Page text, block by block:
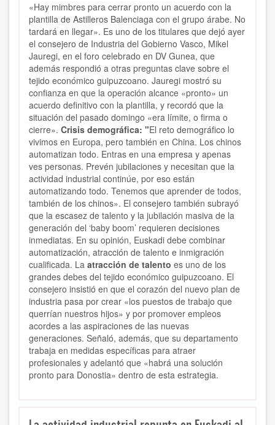
«Hay mimbres para cerrar pronto un acuerdo con la
plantilla de Astilleros Balenciaga con el grupo árabe. No
tardará en llegar». Es uno de los titulares que dejó ayer
el consejero de Industria del Gobierno Vasco, Mikel
Jauregi, en el foro celebrado en DV Gunea, que
además respondió a otras preguntas clave sobre el
tejido económico guipuzcoano. Jauregi mostró su
confianza en que la operación alcance «pronto» un
acuerdo definitivo con la plantilla, y recordó que la
situación del pasado domingo «era límite, o firma o
cierre». Crisis demográfica: "El reto demográfico lo
vivimos en Europa, pero también en China. Los chinos
automatizan todo. Entras en una empresa y apenas
ves personas. Prevén jubilaciones y necesitan que la
actividad industrial continúe, por eso están
automatizando todo. Tenemos que aprender de todos,
también de los chinos». El consejero también subrayó
que la escasez de talento y la jubilación masiva de la
generación del ‘baby boom’ requieren decisiones
inmediatas. En su opinión, Euskadi debe combinar
automatización, atracción de talento e inmigración
cualificada. La atracción de talento es uno de los
grandes debes del tejido económico guipuzcoano. El
consejero insistió en que el corazón del nuevo plan de
industria pasa por crear «los puestos de trabajo que
querrían nuestros hijos» y por promover empleos
acordes a las aspiraciones de las nuevas
generaciones. Señaló, además, que su departamento
trabaja en medidas específicas para atraer
profesionales y adelantó que «habrá una solución
pronto para Donostia» dentro de esta estrategia.